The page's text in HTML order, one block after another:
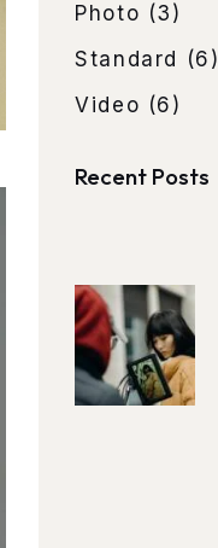
Photo (3)
Standard
(6)
Video (6)
Recent Posts